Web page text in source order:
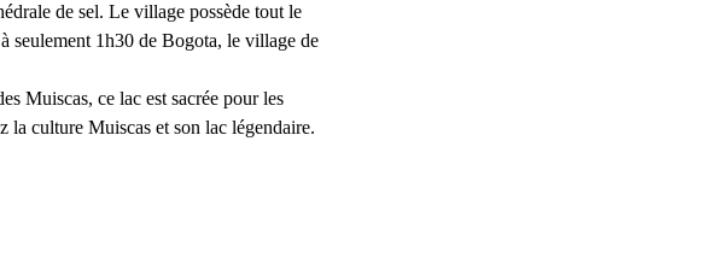
de sel. Le village possède tout le
seulement 1h30 de Bogota, le village de
Muiscas, ce lac est sacrée pour les
la culture Muiscas et son lac légendaire.